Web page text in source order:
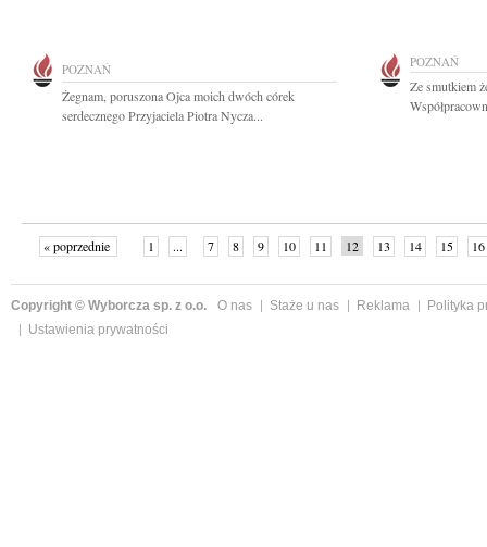
POZNAŃ
Żegnam, poruszona Ojca moich dwóch córek
serdecznego Przyjaciela Piotra Nycza...
POZNAŃ
Ze smutkiem
« poprzednie 1 ... 7 8 9 10 11 12 13 14 15 16
Copyright © Wyborcza sp. z o.o. O nas Staże u nas Reklama
Polityka
Ustawienia prywatności